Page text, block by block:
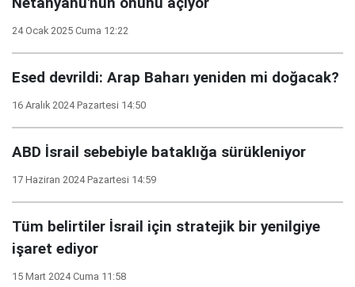
24 Ocak 2025 Cuma 12:22
Esed devrildi: Arap Baharı yeniden mi doğacak?
16 Aralık 2024 Pazartesi 14:50
ABD İsrail sebebiyle bataklığa sürükleniyor
17 Haziran 2024 Pazartesi 14:59
Tüm belirtiler İsrail için stratejik bir yenilgiye
işaret ediyor
15 Mart 2024 Cuma 11:58